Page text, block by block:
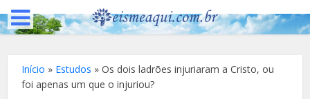
Início » Estudos »Os dois ladrões injuriaram a Cristo, ou
foi apenas um que o injuriou?